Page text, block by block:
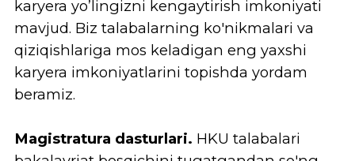
Jo, Byoung-Ryeol
Hwashin Korea universiteti bilan
yangi marralar sari!!